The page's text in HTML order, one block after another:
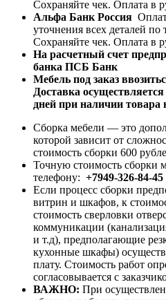
Сохраняйте чек. Оплата в
Альфа Банк Россия
уточнения всех деталей по
Сохраняйте чек. Оплата в
На расчетный счет
банка ПСБ Банк
Мебель под заказ
Доставка
дней при наличии товара
Сборка мебели — это
которой зависит от
стоимость сборки 600
Точную стоимость сборки
телефону: +7949-326-84-45
Если процесс сборки
витрин и шкафов, к
стоимость сверловки
коммуникации
и т.д), предполагающие
кухонные шкафы)
плату. Стоимость работ
согласовывается с
ВАЖНО: При